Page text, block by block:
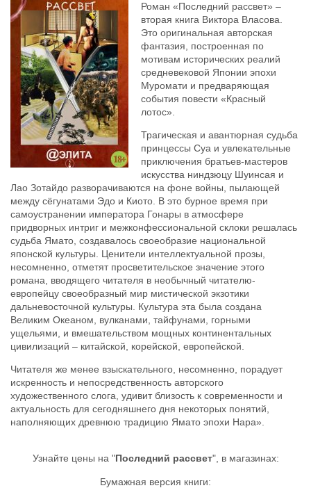
Роман «Последний рассвет» –
вторая книга Виктора Власова.
Это оригинальная авторская
фантазия, построенная по
мотивам исторических реалий
средневековой Японии эпохи
Муромати и предваряющая
события повести «Красный
лотос».
Трагическая и авантюрная судьба
принцессы Суа и увлекательные
приключения братьев-мастеров
искусства ниндзюцу Шуинсая и
Лао Зотайдо разворачиваются на фоне войны, пылающей
между сёгунатами Эдо и Киото. В это бурное время при
самоустранении императора Гонары в атмосфере
придворных интриг и межконфессиональной склоки решалась
судьба Ямато, создавалось своеобразие национальной
японской культуры. Ценители интеллектуальной прозы,
несомненно, отметят просветительское значение этого
романа, вводящего читателя в необычный читателю-
европейцу своеобразный мир мистической экзотики
дальневосточной культуры. Культура эта была создана
Великим Океаном, вулканами, тайфунами, горными
ущельями, и вмешательством мощных континентальных
цивилизаций – китайской, корейской, европейской.
Читателя же менее взыскательного, несомненно, порадует
искренность и непосредственность авторского
художественного слога, удивит близость к современности и
актуальность для сегодняшнего дня некоторых понятий,
наполняющих древнюю традицию Ямато эпохи Нара».
Узнайте цены на "Последний рассвет", в магазинах:
Бумажная версия книги: